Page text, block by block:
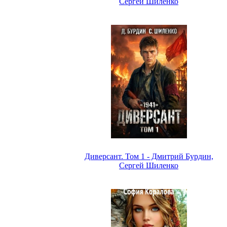
Диверсант. Том 1 - Дмитрий Бурдин,
Сергей Шиленко